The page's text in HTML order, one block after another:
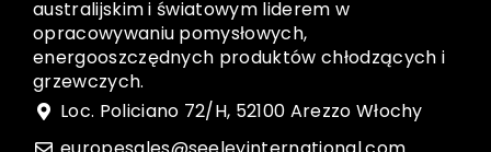
australijskim i światowym liderem w
opracowywaniu pomysłowych,
energooszczędnych produktów chłodzących i
grzewczych.
Loc. Policiano 72/H, 52100 Arezzo Włochy